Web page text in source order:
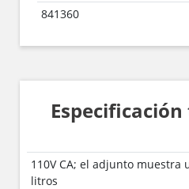
841360
110V CA; el adjunto muestra
litros